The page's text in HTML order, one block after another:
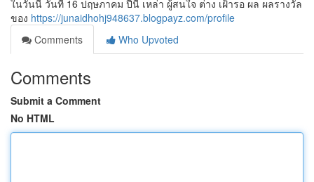
ในวันนี้ วันที่ 16 ปฤษภาคม ปีนี้ เหล่า ผู้สนใจ ต่าง เฝ้ารอ ผล ผลรางวัล
ของ https://junaidhohj948637.blogpayz.com/profile
Comments
Who Upvoted
Comments
Submit a Comment
No HTML